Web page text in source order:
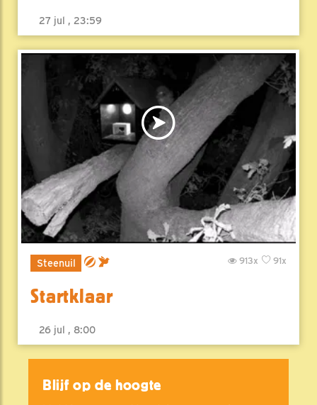
27 jul , 23:59
Steenuil 91x
913x
Startklaar
26 jul , 8:00
Blijf op de hoogte